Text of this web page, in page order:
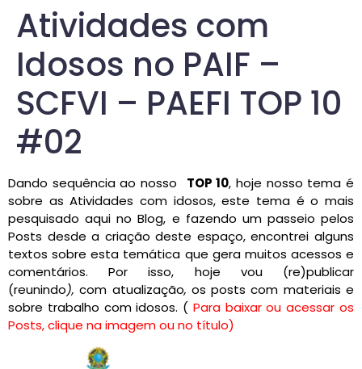
Atividades com
Idosos no PAIF –
SCFVI – PAEFI TOP 10
#02
Dando sequência ao nosso TOP 10, hoje nosso tema é
sobre as Atividades com idosos, este tema é o mais
pesquisado aqui no Blog, e fazendo um passeio pelos
Posts desde a criação deste espaço, encontrei alguns
textos sobre esta temática que gera muitos acessos e
comentários. Por isso, hoje vou (re)publicar
(reunindo),com atualização, os posts com materiais e
sobre trabalho com idosos. ( Para baixar ou acessar os
Posts, clique na imagem ou no título)